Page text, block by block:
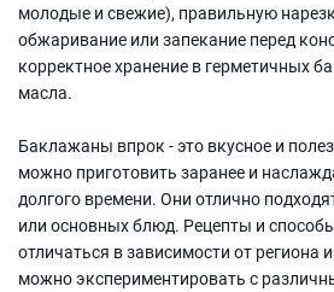
молодые и свежие), правильную
обжаривание или запекание перед
корректное хранение в герметичных
масла.
Баклажаны впрок - это вкусное и
можно приготовить заранее и
долгого времени. Они отлично
или основных блюд. Рецепты и
отличаться в зависимости от региона
можно экспериментировать с